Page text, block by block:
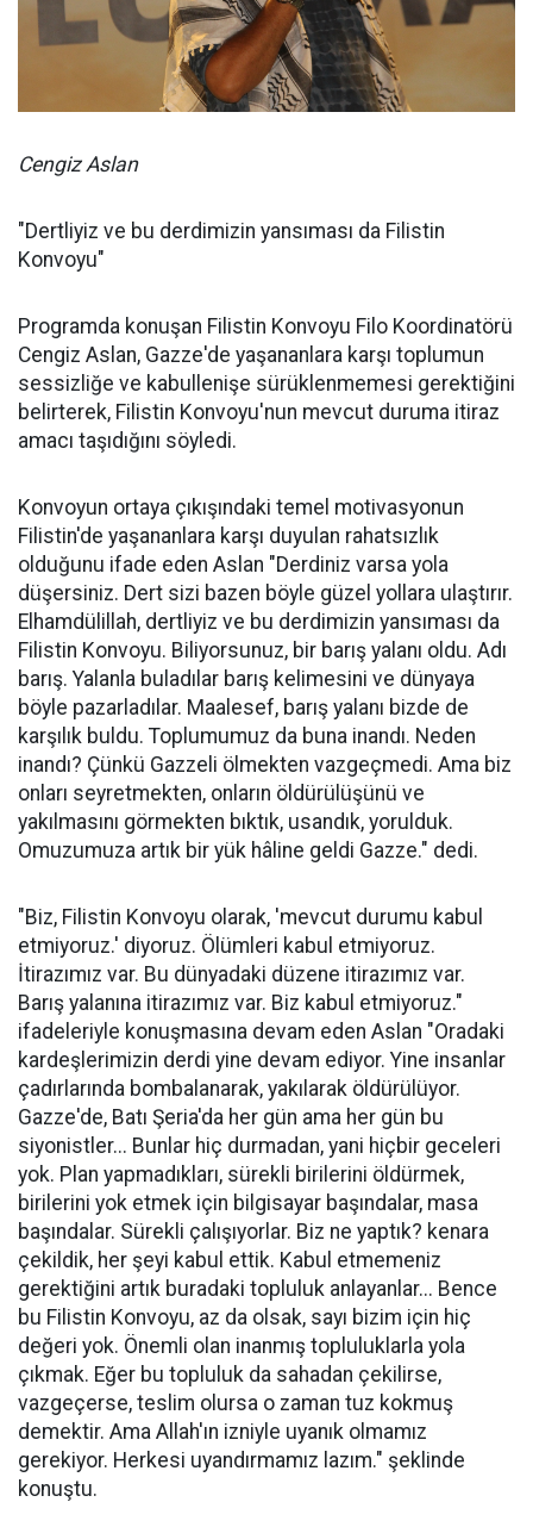
Cengiz Aslan
"Dertliyiz ve bu derdimizin yansıması da Filistin
Konvoyu"
Programda konuşan Filistin Konvoyu Filo Koordinatörü
Cengiz Aslan, Gazze'de yaşananlara karşı toplumun
sessizliğe ve kabullenişe sürüklenmemesi gerektiğini
belirterek, Filistin Konvoyu'nun mevcut duruma itiraz
amacı taşıdığını söyledi.
Konvoyun ortaya çıkışındaki temel motivasyonun
Filistin'de yaşananlara karşı duyulan rahatsızlık
olduğunu ifade eden Aslan "Derdiniz varsa yola
düşersiniz. Dert sizi bazen böyle güzel yollara ulaştırır.
Elhamdülillah, dertliyiz ve bu derdimizin yansıması da
Filistin Konvoyu. Biliyorsunuz, bir barış yalanı oldu. Adı
barış. Yalanla buladılar barış kelimesini ve dünyaya
böyle pazarladılar. Maalesef, barış yalanı bizde de
karşılık buldu. Toplumumuz da buna inandı. Neden
inandı? Çünkü Gazzeli ölmekten vazgeçmedi. Ama biz
onları seyretmekten, onların öldürülüşünü ve
yakılmasını görmekten bıktık, usandık, yorulduk.
Omuzumuza artık bir yük hâline geldi Gazze." dedi.
"Biz, Filistin Konvoyu olarak, 'mevcut durumu kabul
etmiyoruz.' diyoruz. Ölümleri kabul etmiyoruz.
İtirazımız var. Bu dünyadaki düzene itirazımız var.
Barış yalanına itirazımız var. Biz kabul etmiyoruz."
ifadeleriyle konuşmasına devam eden Aslan "Oradaki
kardeşlerimizin derdi yine devam ediyor. Yine insanlar
çadırlarında bombalanarak, yakılarak öldürülüyor.
Gazze'de, Batı Şeria'da her gün ama her gün bu
siyonistler... Bunlar hiç durmadan, yani hiçbir geceleri
yok. Plan yapmadıkları, sürekli birilerini öldürmek,
birilerini yok etmek için bilgisayar başındalar, masa
başındalar. Sürekli çalışıyorlar. Biz ne yaptık? kenara
çekildik, her şeyi kabul ettik. Kabul etmemeniz
gerektiğini artık buradaki topluluk anlayanlar... Bence
bu Filistin Konvoyu, az da olsak, sayı bizim için hiç
değeri yok. Önemli olan inanmış topluluklarla yola
çıkmak. Eğer bu topluluk da sahadan çekilirse,
vazgeçerse, teslim olursa o zaman tuz kokmuş
demektir. Ama Allah'ın izniyle uyanık olmamız
gerekiyor. Herkesi uyandırmamız lazım." şeklinde
konuştu.